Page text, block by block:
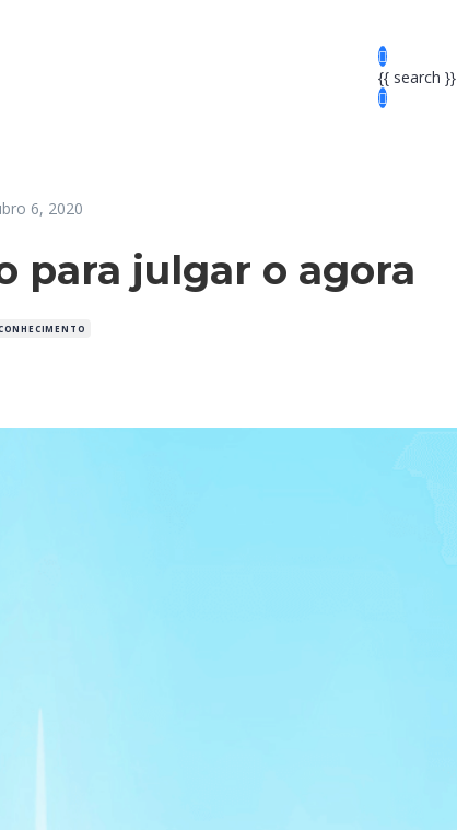
{{ search }}
6, 2020
para julgar o agora